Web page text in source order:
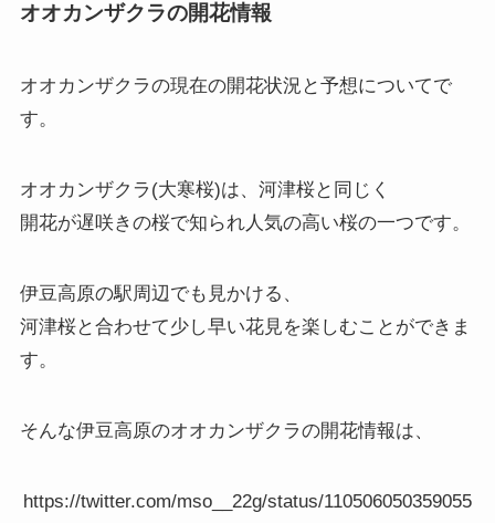
オオカンザクラの開花情報
オオカンザクラの現在の開花状況と予想についてで
す。
オオカンザクラ(大寒桜)は、河津桜と同じく
開花が遅咲きの桜で知られ人気の高い桜の一つです。
伊豆高原の駅周辺でも見かける、
河津桜と合わせて少し早い花見を楽しむことができま
す。
そんな伊豆高原のオオカンザクラの開花情報は、
https://twitter.com/mso__22g/status/110506050359055